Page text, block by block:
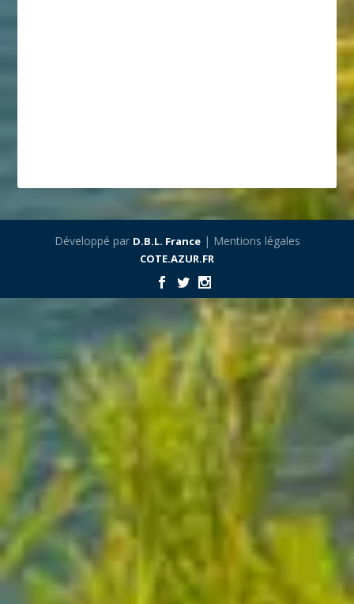
Développé par D.B.L. France| Mentions légales
COTE.AZUR.FR